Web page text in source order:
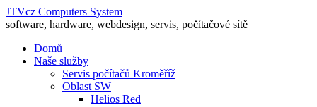
JTVcz Computers System
software, hardware, webdesign, servis, počítačové sítě
Domů
Naše služby
Servis počítačů Kroměříž
Oblast SW
Helios Red